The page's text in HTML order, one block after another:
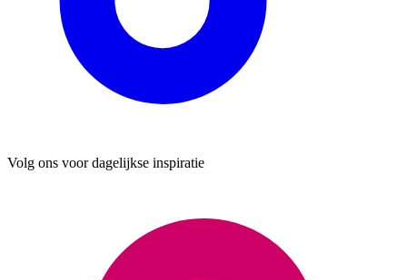
Volg ons voor dagelijkse inspiratie